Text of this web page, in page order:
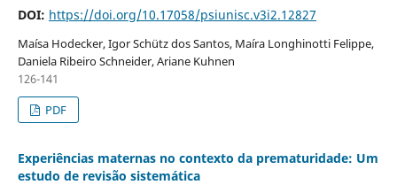
DOI: https://doi.org/10.17058/psiunisc.v3i2.12827
Maísa Hodecker, Igor Schütz dos Santos, Maíra Longhinotti Felippe,
Daniela Ribeiro Schneider, Ariane Kuhnen
126-141
PDF
Experiências maternas no contexto da prematuridade: Um
estudo de revisão sistemática